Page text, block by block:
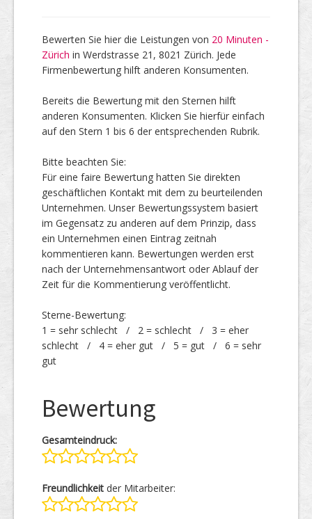
Bewerten Sie hier die Leistungen von 20 Minuten -
Zürich in Werdstrasse 21, 8021 Zürich. Jede
Firmenbewertung hilft anderen Konsumenten.
Bereits die Bewertung mit den Sternen hilft
anderen Konsumenten. Klicken Sie hierfür einfach
auf den Stern 1 bis 6 der entsprechenden Rubrik.
Bitte beachten Sie:
Für eine faire Bewertung hatten Sie direkten
geschäftlichen Kontakt mit dem zu beurteilenden
Unternehmen. Unser Bewertungssystem basiert
im Gegensatz zu anderen auf dem Prinzip, dass
ein Unternehmen einen Eintrag zeitnah
kommentieren kann. Bewertungen werden erst
nach der Unternehmensantwort oder Ablauf der
Zeit für die Kommentierung veröffentlicht.
Sterne-Bewertung:
1 = sehr schlecht / 2 = schlecht / 3 = eher
schlecht / 4 = eher gut / 5 = gut / 6 = sehr
gut
Bewertung
Gesamteindruck:
Freundlichkeit der Mitarbeiter: